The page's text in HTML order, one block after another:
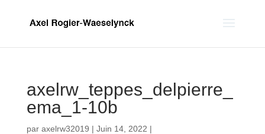
axelrw_teppes_delpierre_
ema_1-10b
par axelrw32019 | Juin 14, 2022 |